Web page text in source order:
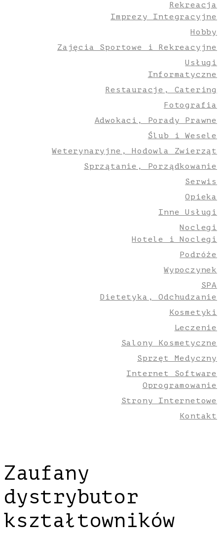
Rekreacja
Imprezy Integracyjne
Hobby
Zajęcia Sportowe i Rekreacyjne
Usługi
Informatyczne
Restauracje, Catering
Fotografia
Adwokaci, Porady Prawne
Ślub i Wesele
Weterynaryjne, Hodowla Zwierząt
Sprzątanie, Porządkowanie
Serwis
Opieka
Inne Usługi
Noclegi
Hotele i Noclegi
Podróże
Wypoczynek
SPA
Dietetyka, Odchudzanie
Kosmetyki
Leczenie
Salony Kosmetyczne
Sprzęt Medyczny
Internet Software
Oprogramowanie
Strony Internetowe
Kontakt
Zaufany
dystrybutor
kształtowników